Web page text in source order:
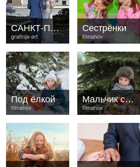
grafinja-art
САНКТ-ПЕТЕРБУРГ
filmahov
Сестрёнки
filmahov
Под ёлкой
filmahov
Мальчик с ёлочными игрушками